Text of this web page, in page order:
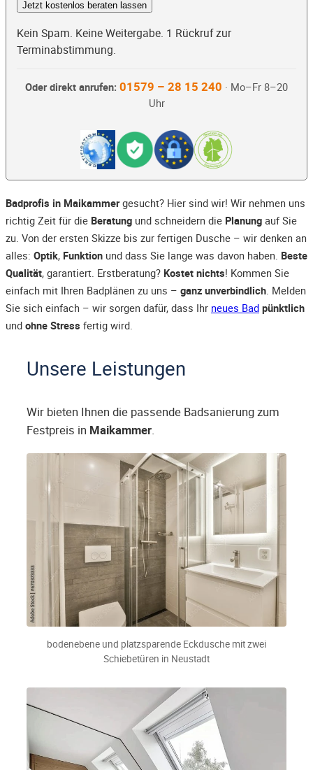
Jetzt kostenlos beraten lassen
Kein Spam. Keine Weitergabe. 1 Rückruf zur
Terminabstimmung.
Oder direkt anrufen: 01579 – 28 15 240 · Mo–Fr 8–20
Uhr
Badprofis in Maikammergesucht? Hier sind wir! Wir nehmen uns
richtig Zeit für die Beratung und schneidern die Planung auf Sie
zu. Von der ersten Skizze bis zur fertigen Dusche – wir denken an
alles: Optik, Funktion und dass Sie lange was davon haben. Beste
Qualität, garantiert. Erstberatung? Kostet nichts! Kommen Sie
einfach mit Ihren Badplänen zu uns – ganz unverbindlich. Melden
Sie sich einfach – wir sorgen dafür, dass Ihr neues Bad pünktlich
und ohne Stress fertig wird.
Unsere Leistungen
Wir bieten Ihnen die passende Badsanierung zum
Festpreis in Maikammer.
bodenebene und platzsparende Eckdusche mit zwei
Schiebetüren in Neustadt